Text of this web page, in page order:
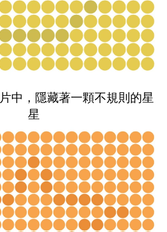
中，隱藏著一顆不規則的星
星